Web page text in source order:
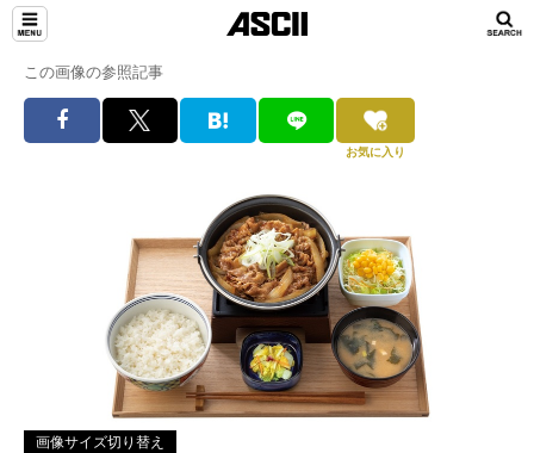
この画像の参照記事
お気に入り
画像サイズ切り替え